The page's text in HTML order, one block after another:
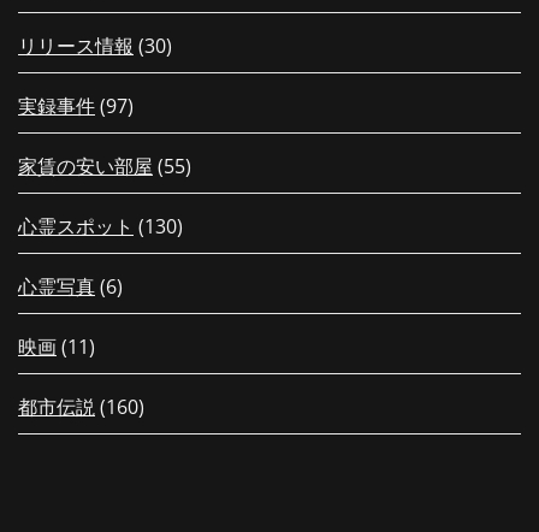
リリース情報 (30)
実録事件(97)
家賃の安い部屋 (55)
心霊スポット (130)
心霊写真(6)
映画(11)
都市伝説(160)